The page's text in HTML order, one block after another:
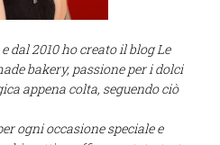
dal 2010 ho creato il blog Le
bakery, passione per i dolci
appena colta, seguendo ciò
ogni occasione speciale e